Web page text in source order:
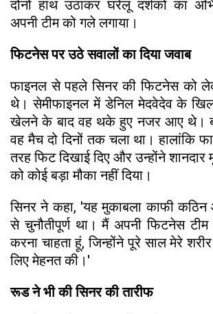
दोनों हाथ उठाकर घरेलू दर्शकों का
अपनी टीम को गले लगाया।
फिटनेस पर उठे सवालों का दिया जवाब
फाइनल से पहले सिनर की फिटनेस को
थे। सेमीफाइनल में डेनिल मेदवेदेव के
खेलने के बाद वह थके हुए नजर आए थे।
वह मैच दो दिनों तक चला था। हालांकि
तरह फिट दिखाई दिए और उन्होंने
को कोई बड़ा मौका नहीं दिया।
सिनर ने कहा, 'यह मुकाबला काफी
से चुनौतीपूर्ण था। मैं अपनी फिटनेस
करना चाहता हूं, जिन्होंने पूरे साल मेरे
लिए मेहनत की।'
रूड ने भी की सिनर की तारीफ